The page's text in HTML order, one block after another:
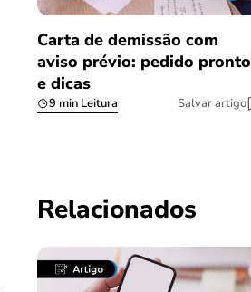
Carta de demissão com
aviso prévio: pedido pronto
e dicas
9 min Leitura Salvar artigo
Relacionados